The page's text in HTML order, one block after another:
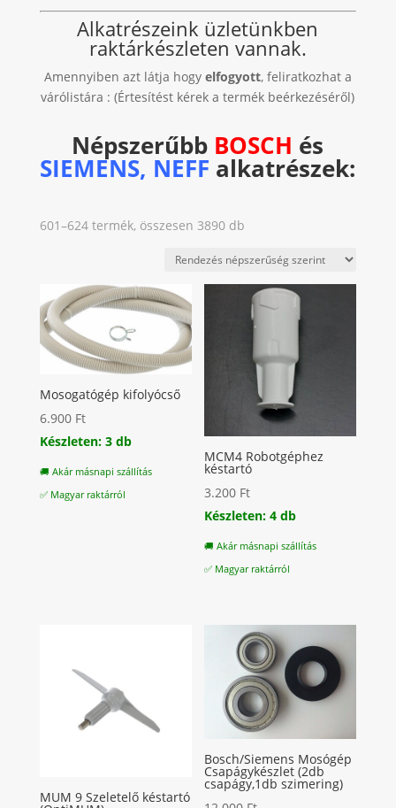
Alkatrészeink üzletünkben
raktárkészleten vannak.
Amennyiben azt látja hogy elfogyott, feliratkozhat a
várólistára : (Értesítést kérek a termék beérkezéséről)
Népszerűbb BOSCH és
SIEMENS, NEFF alkatrészek:
601–624 termék, összesen 3890 dbSorted
popularity
Mosogatógép kifolyócső
6.900 Ft
Készleten: 3 db
🚚 Akár másnapi szállítás
✅ Magyar raktárról
MCM4 Robotgéphez
késtartó
3.200 Ft
Készleten: 4 db
🚚 Akár másnapi szállítás
✅ Magyar raktárról
MUM 9 Szeletelő késtartó
Bosch/Siemens Mosógép
Csapágykészlet (2db
csapágy,1db szimering)